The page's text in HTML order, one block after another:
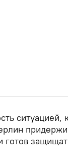
ситуацией,
готов